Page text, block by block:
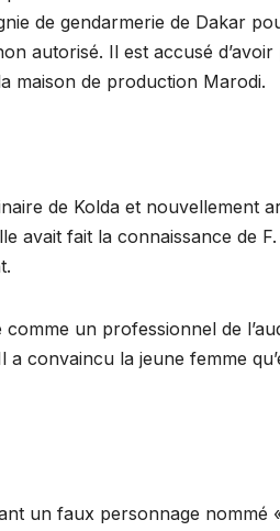
de gendarmerie de Dakar
autorisé. Il est accusé d’avoir
maison de production Marodi.
de Kolda et nouvellement
avait fait la connaissance de
comme un professionnel de
convaincu la jeune femme
un faux personnage nommé